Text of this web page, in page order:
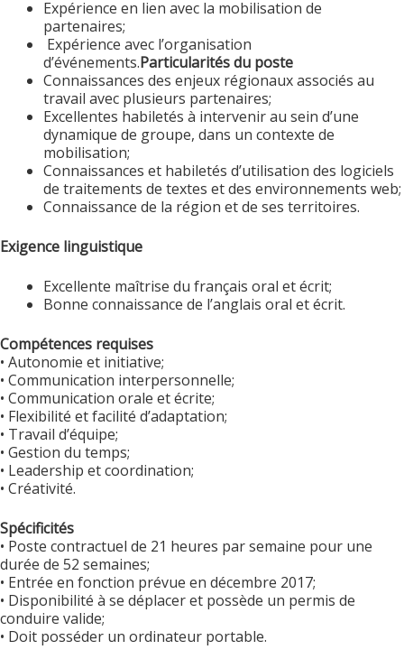
Expérience en lien avec la mobilisation de
partenaires;
Expérience avec l’organisation
d’événements.Particularités du poste
Connaissances des enjeux régionaux associés au
travail avec plusieurs partenaires;
Excellentes habiletés à intervenir au sein d’une
dynamique de groupe, dans un contexte de
mobilisation;
Connaissances et habiletés d’utilisation des logiciels
de traitements de textes et des environnements web;
Connaissance de la région et de ses territoires.
Exigence linguistique
Excellente maîtrise du français oral et écrit;
Bonne connaissance de l’anglais oral et écrit.
Compétences requises
• Autonomie et initiative;
• Communication interpersonnelle;
• Communication orale et écrite;
• Flexibilité et facilité d’adaptation;
• Travail d’équipe;
• Gestion du temps;
• Leadership et coordination;
• Créativité.
Spécificités
• Poste contractuel de 21 heures par semaine pour une
durée de 52 semaines;
• Entrée en fonction prévue en décembre 2017;
• Disponibilité à se déplacer et possède un permis de
conduire valide;
• Doit posséder un ordinateur portable.